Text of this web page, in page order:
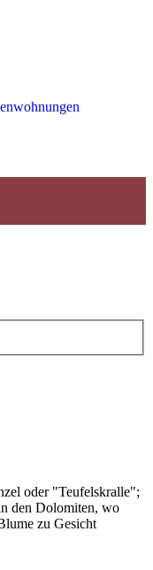
oder "Teufelskralle";
den Dolomiten, wo
zu Gesicht